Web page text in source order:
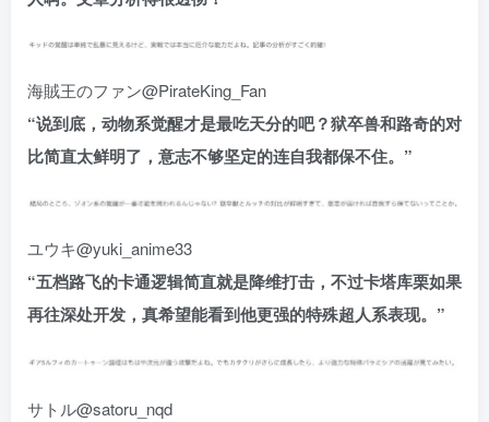
海賊王のファン@PirateKing_Fan
“说到底，动物系觉醒才是最吃天分的吧？狱卒兽和路奇的对
比简直太鲜明了，意志不够坚定的连自我都保不住。”
ユウキ@yuki_anime33
“五档路飞的卡通逻辑简直就是降维打击，不过卡塔库栗如果
再往深处开发，真希望能看到他更强的特殊超人系表现。”
サトル@satoru_nqd